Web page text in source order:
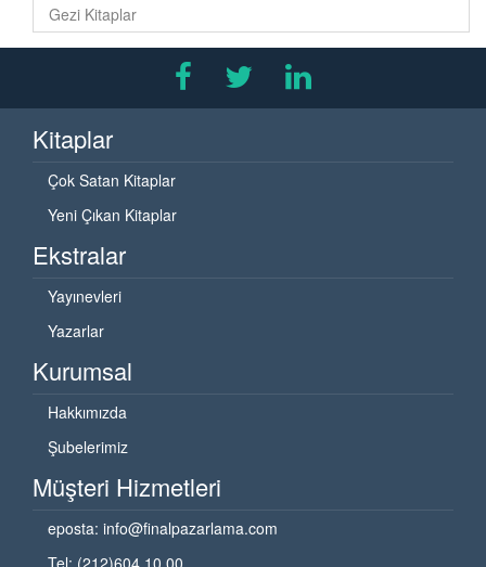
Gezi Kitaplar
Kitaplar
Çok Satan Kitaplar
Yeni Çıkan Kitaplar
Ekstralar
Yayınevleri
Yazarlar
Kurumsal
Hakkımızda
Şubelerimiz
Müşteri Hizmetleri
eposta: info@finalpazarlama.com